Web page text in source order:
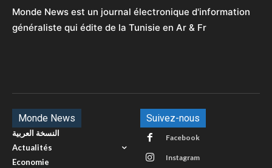
Monde News est un journal électronique d'information
généraliste qui édite de la Tunisie en Ar & Fr
Monde News
النسخة العربية
Actualités
Economie
Suivez-nous
Facebook
Instagram